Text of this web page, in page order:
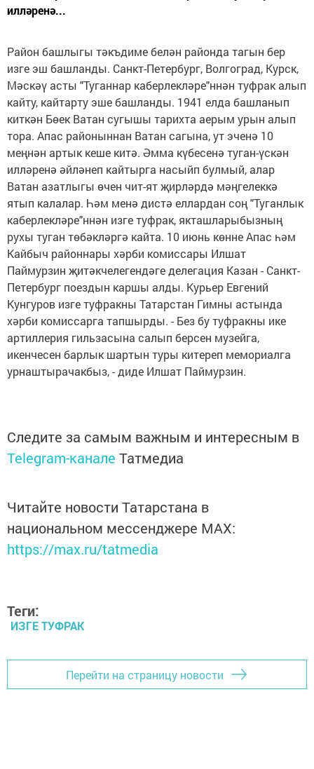
илләренә...
Район башлыгы тәкъдиме белән районда тагын бер
изге эш башланды. Санкт-Петербург, Волгоград, Курск,
Мәскәү асты "Туганнар каберлекләре"ннән туфрак алып
кайту, кайтарту эше башланды. 1941 елда башланып
киткән Бөек Ватан сугышы тарихта аерым урын алып
тора. Апас районыннан Ватан сагына, ут эченә 10
меңнән артык кеше китә. Әмма күбесенә туган-үскән
илләренә әйләнеп кайтырга насыйп булмый, алар
Ватан азатлыгы өчен чит-ят җирләрдә мәңгелеккә
ятып калалар. Һәм менә дистә еллардан соң "Туганлык
каберлекләре"ннән изге туфрак, якташларыбызның
рухы туган төбәкләргә кайта. 10 июнь көнне Апас һәм
Кайбыч районнары хәрби комиссары Илшат
Паймурзин җитәкчелегендәге делегация Казан - Санкт-
Петербург поездын каршы алды. Курьер Евгений
Кунгуров изге туфракны Татарстан Гимны астында
хәрби комиссарга тапшырды. - Без бу туфракны ике
артиллерия гильзасына салып берсен музейга,
икенчесен барлык шартын туры китереп мемориалга
урнаштырачакбыз, - диде Илшат Паймурзин.
Следите за самым важным и интересным в
Telegram-канале Татмедиа
Читайте новости Татарстана в
национальном мессенджере MАХ:
https://max.ru/tatmedia
Теги:
ИЗГЕ ТУФРАК
Перейти на страницу новости